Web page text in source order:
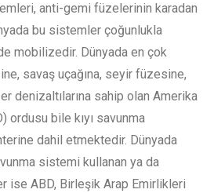
anti-gemi füzelerinin karadan
bu sistemler çoğunlukla
mobilizedir. Dünyada en çok
savaş uçağına, seyir füzesine,
denizaltılarına sahip olan Amerika
ordusu bile kıyı savunma
dahil etmektedir. Dünyada
sistemi kullanan ya da
ise ABD, Birleşik Arap Emirlikleri